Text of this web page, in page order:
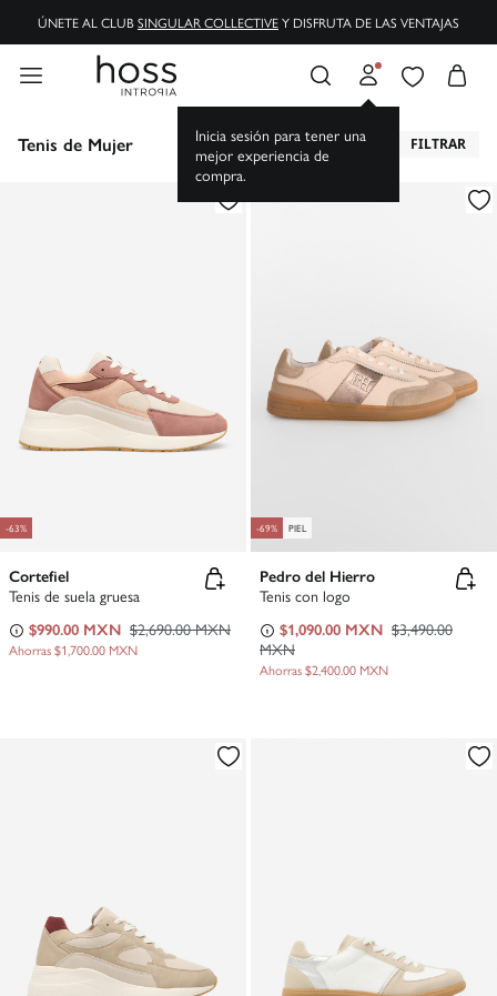
ÚNETE AL CLUBSINGULAR COLLECTIVEY DISFRUTA DE LAS VENTAJAS
Inicia sesión para tener una
mejor experiencia de
compra.
Tenis de Mujer FILTRAR
-63%
Cortefiel
Tenis de suela gruesa
$990.00 MXN $2,690.00 MXN
Ahorras$1,700.00 MXN
-69% PIEL
Pedro del Hierro
Tenis con logo
$1,090.00 MXN $3,490.00
MXN
Ahorras$2,400.00 MXN